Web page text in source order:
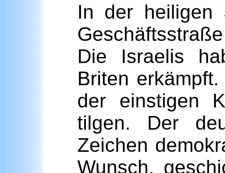
In der heiligen
Die Israelis
Briten
der einstigen
tilgen. Der
Zeichen
Wunsch,